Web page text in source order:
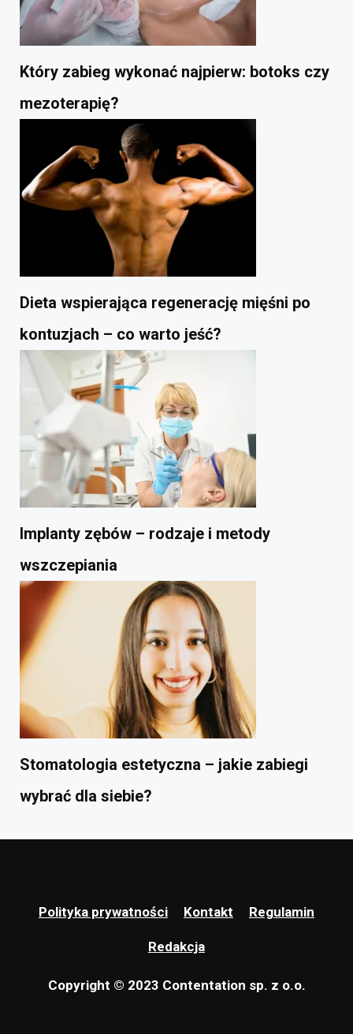
Który zabieg wykonać najpierw: botoks czy
mezoterapię?
Dieta wspierająca regenerację mięśni po
kontuzjach – co warto jeść?
Implanty zębów – rodzaje i metody
wszczepiania
Stomatologia estetyczna – jakie zabiegi
wybrać dla siebie?
Polityka prywatności Kontakt Regulamin
Redakcja
Copyright © 2023 Contentation sp. z o.o.